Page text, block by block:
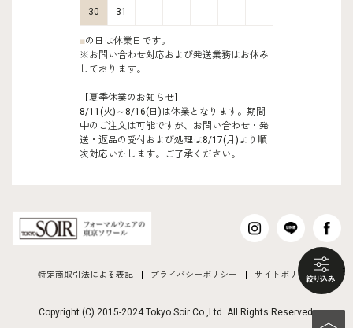
30 31
■の日は休業日です。
※お問い合わせ対応および発送業務はお休み
しております。
【夏季休業のお知らせ】
8/11(火)～8/16(日)は休業となります。期間
中のご注文は可能ですが、お問い合わせ・発
送・返品の受付および処理は8/17(月)より順
次対応いたします。ご了承ください。
特定商取引法による表記 プライバシーポリシー サイトポリシー
Copyright (C) 2015-2024 Tokyo Soir Co ,Ltd. All Rights Reserved.